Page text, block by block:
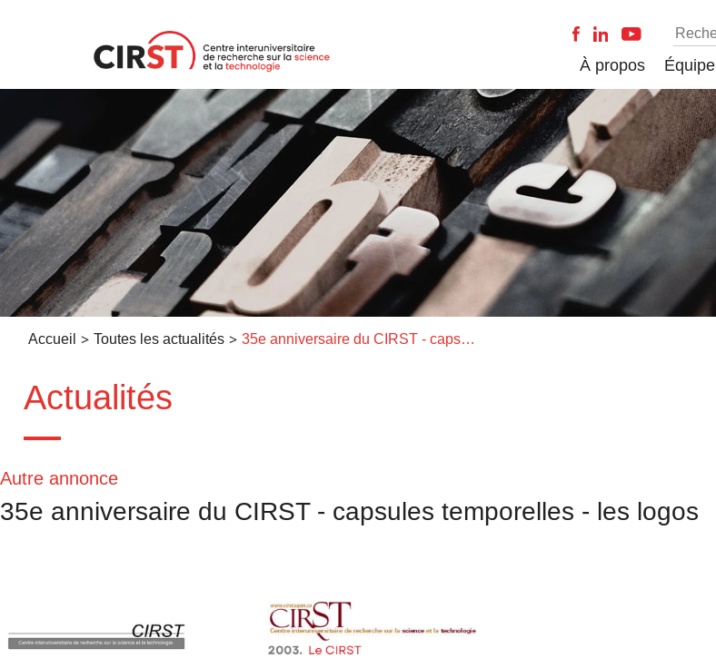
À propos Équipe
Accueil > Toutes les actualités > 35e anniversaire du CIRST - capsules temporelles - les logos
Actualités
Autre annonce
35e anniversaire du CIRST - capsules temporelles - les logos